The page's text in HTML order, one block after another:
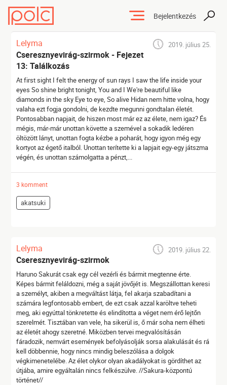
Bejelentkezés
Lelyma 2019. július 25.
Cseresznyevirág-szirmok - Fejezet
13: Találkozás
At first sight I felt the energy of sun rays I saw the life inside your
eyes So shine bright tonight, You and I We're beautiful like
diamonds in the sky Eye to eye, So alive Hidan nem hitte volna, hogy
valaha ezt fogja gondolni, de kezdte megunni gondtalan életét.
Pontosabban napjait, de hiszen most már ez az élete, nem igaz? És
mégis, már-már unottan követte a szemével a sokadik ledéren
öltözött lányt, unottan fogta kézbe a poharát, hogy igyon még egy
kortyot az égető italból. Unottan terítette ki a lapjait egy-egy játszma
végén, és unottan számolgatta a pénzt,...
3 komment
akatsuki
Lelyma 2019. július 22.
Cseresznyevirág-szirmok
Haruno Sakurát csak egy cél vezérli és bármit megtenne érte.
Képes bármit feláldozni, még a saját jövőjét is. Megszállottan keresi
a személyt, akiben a megváltást látja, fel akarja szabadítani a
számára legfontosabb embert, de ezt csak azzal karöltve teheti
meg, aki egyúttal tönkretette és elindította a véget nem érő lejtőn
szerelmét. Tisztában van vele, ha sikerül is, ő már soha nem élheti
az életét ahogy szeretné. Miközben tervei megvalósításán
fáradozik, nemvárt események befolyásolják sorsa alakulását és rá
kell döbbennie, hogy nincs mindig beleszólása a dolgok
végkimenetelébe. Az élet olykor olyan akadályokat is gördíthet az
útjába, amire egyáltalán nincs felkészülve. //Sakura-központú
történet//